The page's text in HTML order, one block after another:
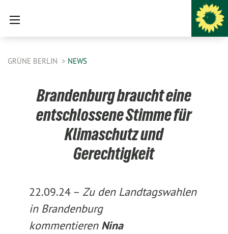
GRÜNE BERLIN NEWS
Brandenburg braucht eine
entschlossene Stimme für
Klimaschutz und
Gerechtigkeit
22.09.24 – Zu den Landtagswahlen
in Brandenburg
kommentieren Nina